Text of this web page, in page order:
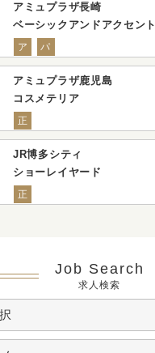
アミュプラザ長崎
ベーシックアンドアクセント
ア パ
アミュプラザ鹿児島
コスメテリア
正
JR博多シティ
ショーレイヤード
正
Job Search
求人検索